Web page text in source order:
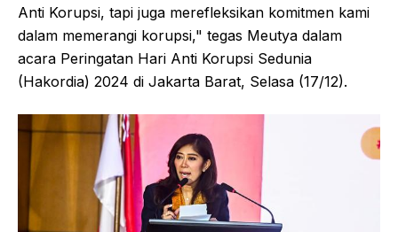
Anti Korupsi, tapi juga merefleksikan komitmen kami
dalam memerangi korupsi," tegas Meutya dalam
acara Peringatan Hari Anti Korupsi Sedunia
(Hakordia) 2024 di Jakarta Barat, Selasa (17/12).